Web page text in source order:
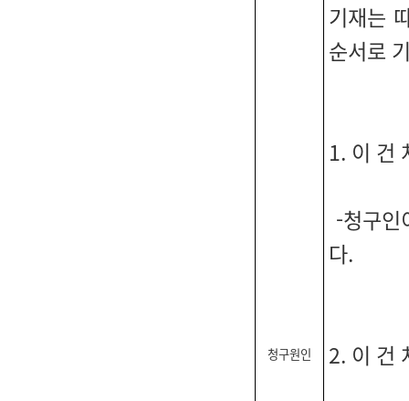
청구원인
기재는
순서로
1. 이 건
-청구
다.
2. 이 건